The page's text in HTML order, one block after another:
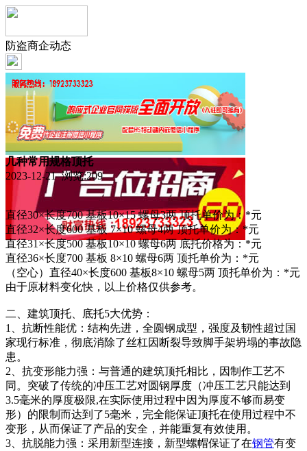
防盗商企动态
几种常用规格顶托
2023-12-21 浏览:209
直径30×长度700 基板10×15 螺母3两 顶托单价为：*元
直径32×长度600 基板 7×10 螺母4两 顶托单价为：*元
直径31×长度500 基板10×10 螺母6两 底托价格为：*元
直径36×长度700 基板 8×10 螺母6两 顶托单价为：*元
（空心）直径40×长度600 基板8×10 螺母5两 顶托单价为：*元
由于原材料变化快，以上价格仅供参考。
二、建筑顶托、底托5大优势：
1、抗断性能优：结构先进，全圆钢成型，强度及韧性超过国
家现行标准，彻底消除了丝杠因断裂导致脚手架坍塌的事故隐
患。
2、抗变形能力强：与普通的建筑顶托相比，因制作工艺不
同。突破了传统的冲压工艺对圆钢厚度（冲压工艺只能达到
3.5毫米的厚度极限,在实际使用过程中因为厚度不够而易变
形）的限制而达到了5毫米，完全能保证顶托在使用过程中不
变形，从而保证了产品的安全，并能重复有效使用。
3、抗脱能力强：采用新型连接，新型螺帽保证了在钢管有变